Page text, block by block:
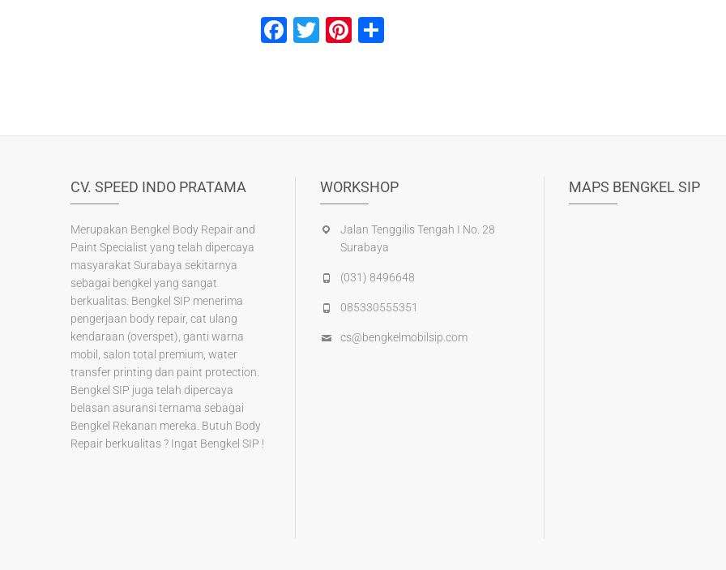
F
b
o
T
Pi
st
CV. SPEED INDO PRATAMA
Merupakan Bengkel Body Repair and
Paint Specialist yang telah dipercaya
masyarakat Surabaya sekitarnya
sebagai bengkel yang sangat
berkualitas. Bengkel SIP menerima
pengerjaan body repair, cat ulang
kendaraan (overspet), ganti warna
mobil, salon total premium, water
transfer printing dan paint protection.
Bengkel SIP juga telah dipercaya
belasan asuransi ternama sebagai
Bengkel Rekanan mereka. Butuh Body
Repair berkualitas ? Ingat Bengkel SIP !
WORKSHOP
Jalan Tenggilis Tengah I No. 28
Surabaya
(031) 8496648
085330555351
cs@bengkelmobilsip.com
MAPS BENGKEL SIP